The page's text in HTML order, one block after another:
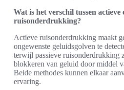
Wat is het verschil tussen actieve
ruisonderdrukking?
Actieve ruisonderdrukking maakt
ongewenste geluidsgolven te
terwijl passieve ruisonderdrukking
blokkeren van geluid door middel
Beide methodes kunnen elkaar
ervaring.